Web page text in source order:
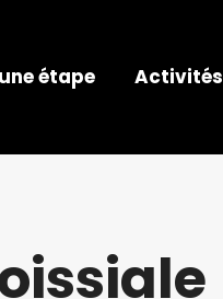
étape Activités